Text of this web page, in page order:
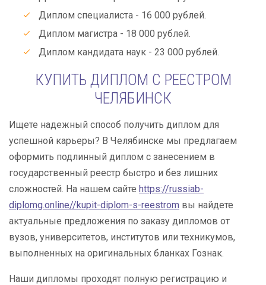
Диплом специалиста - 16 000 рублей.
Диплом магистра - 18 000 рублей.
Диплом кандидата наук - 23 000 рублей.
КУПИТЬ ДИПЛОМ С РЕЕСТРОМ
ЧЕЛЯБИНСК
Ищете надежный способ получить диплом для
успешной карьеры? В Челябинске мы предлагаем
оформить подлинный диплом с занесением в
государственный реестр быстро и без лишних
сложностей. На нашем сайте https://russiab-
diplomg.online//kupit-diplom-s-reestrom вы найдете
актуальные предложения по заказу дипломов от
вузов, университетов, институтов или техникумов,
выполненных на оригинальных бланках Гознак.
Наши дипломы проходят полную регистрацию и